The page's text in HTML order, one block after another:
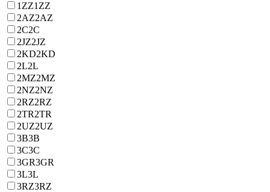
1ZZ1ZZ
2AZ2AZ
2C2C
2JZ2JZ
2KD2KD
2L2L
2MZ2MZ
2NZ2NZ
2RZ2RZ
2TR2TR
2UZ2UZ
3B3B
3C3C
3GR3GR
3L3L
3RZ3RZ